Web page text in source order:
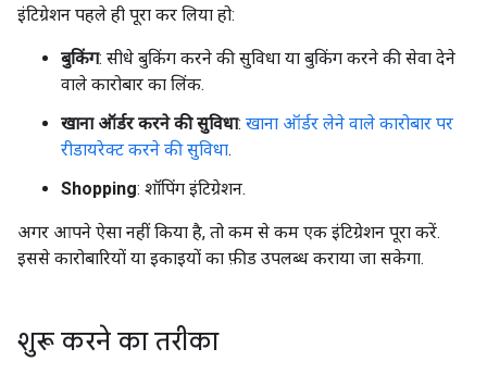
इंटिग्रेशन पहले ही पूरा कर लिया हो:
बुकिंग: सीधे बुकिंग करने की सुविधा या बुकिंग करने की सेवा देने
वाले कारोबार का लिंक.
खाना ऑर्डर करने की सुविधा: खाना ऑर्डर लेने वाले कारोबार पर
रीडायरेक्ट करने की सुविधा.
Shopping: शॉपिंग इंटिग्रेशन.
अगर आपने ऐसा नहीं किया है, तो कम से कम एक इंटिग्रेशन पूरा करें.
इससे कारोबारियों या इकाइयों का फ़ीड उपलब्ध कराया जा सकेगा.
शुरू करने का तरीका